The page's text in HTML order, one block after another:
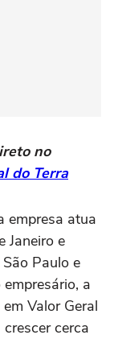
no
do Terra
empresa atua
Janeiro e
Paulo e
a
Valor Geral
cerca